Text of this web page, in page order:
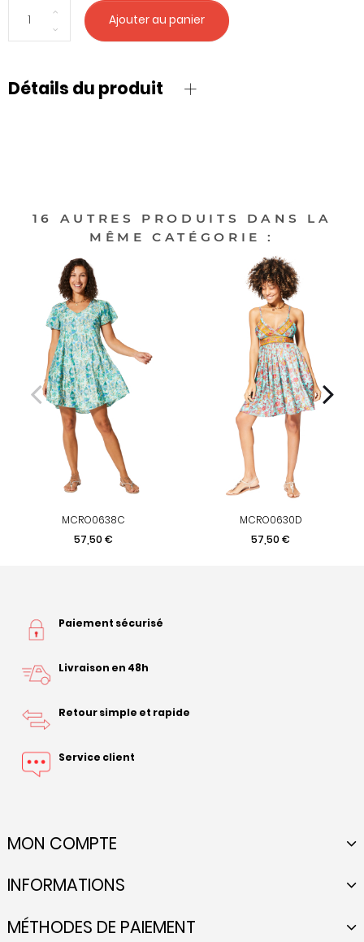
Ajouter au panier
Détails du produit
16 AUTRES PRODUITS DANS LA
MÊME CATÉGORIE :
MCRO0638C
Prix
57,50 €
MCRO0630D
Prix
57,50 €
Paiement sécurisé
Livraison en 48h
Retour simple et rapide
Service client
MON COMPTE
INFORMATIONS
MÉTHODES DE PAIEMENT